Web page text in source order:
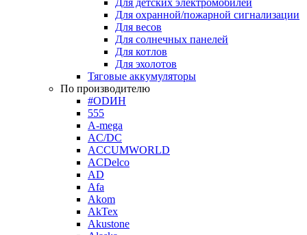
Для детских электромобилей
Для охранной/пожарной сигнализации
Для весов
Для солнечных панелей
Для котлов
Для эхолотов
Тяговые аккумуляторы
По производителю
#ODИН
555
A-mega
AC/DC
ACCUMWORLD
ACDelco
AD
Afa
Akom
AkTex
Akustone